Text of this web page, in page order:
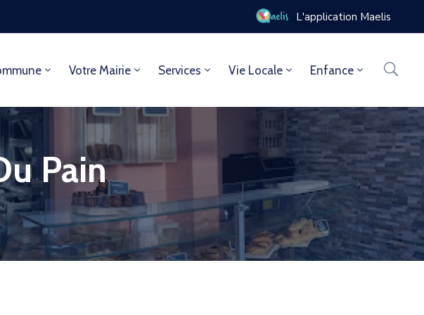
L'application Maelis
Votre Mairie Services Vie Locale Enfance
Pain